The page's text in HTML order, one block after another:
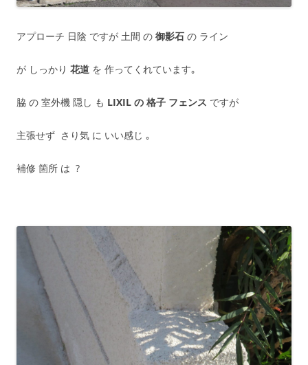
アプローチ 日陰 ですが 土間 の 御影石 の ライン
が しっかり 花道 を 作ってくれています｡
脇 の 室外機 隠し も LIXIL の 格子 フェンス ですが
主張せず さり気 に いい感じ ｡
補修 箇所 は ?